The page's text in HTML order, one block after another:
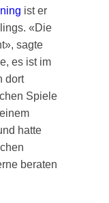
ist er
«Die
sagte
es ist im
dort
Spiele
hatte
beraten